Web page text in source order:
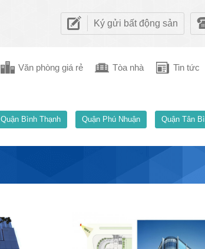
Ký gửi bất động sản
Văn phòng giá rẻ Tòa nhà Tin tức
Quận Bình Thạnh Quận Phú Nhuận Quận Tân